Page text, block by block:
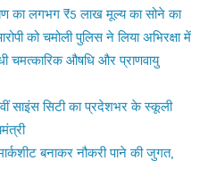
का लगभग ₹5 लाख मूल्य का सोने का
को चमोली पुलिस ने लिया अभिरक्षा में
चमत्कारिक औषधि और प्राणवायु
साइंस सिटी का प्रदेशभर के स्कूली
बनाकर नौकरी पाने की जुगत,